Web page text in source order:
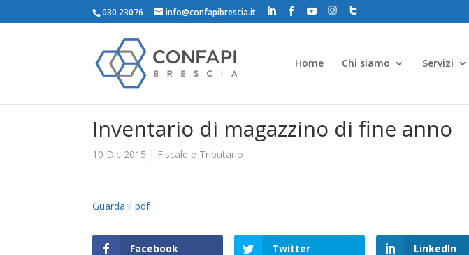
030 23076 info@confapibrescia.it
Home Chi siamo Servizi
Inventario di magazzino di fine anno
10 Dic 2015 | Fiscale e Tributario
Guarda il pdf
Facebook Twitter LinkedIn